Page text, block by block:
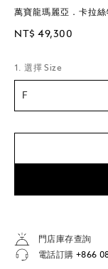
萬寶龍瑪麗亞．卡拉
NT$ 49,300
1. 選擇 Size
F
門店庫存查詢
電話訂購 +866